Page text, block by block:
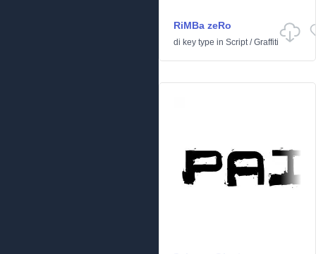
RiMBa zeRo
di key type in Script/Graffiti